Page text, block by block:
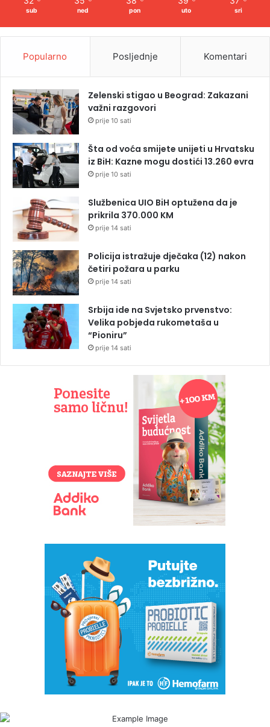
sub ned pon uto sri
Popularno Posljednje Komentari
Zelenski stigao u Beograd: Zakazani
važni razgovori
prije 10 sati
Šta od voća smijete unijeti u Hrvatsku
iz BiH: Kazne mogu dostići 13.260 evra
prije 10 sati
Službenica UIO BiH optužena da je
prikrila 370.000 KM
prije 14 sati
Policija istražuje dječaka (12) nakon
četiri požara u parku
prije 14 sati
Srbija ide na Svjetsko prvenstvo:
Velika pobjeda rukometaša u
“Pioniru”
prije 14 sati